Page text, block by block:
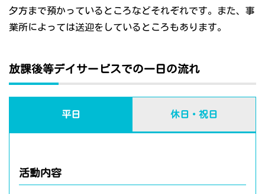
夕方まで預かっているところなどそれぞれです。また、事
業所によっては送迎をしているところもあります。
放課後等デイサービスでの一日の流れ
平日 休日・祝日
活動内容